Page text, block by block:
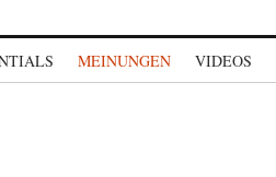
MEINUNGEN VIDEOS